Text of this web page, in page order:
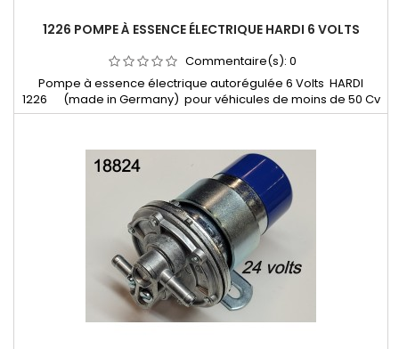
1226 POMPE À ESSENCE ÉLECTRIQUE HARDI 6 VOLTS
Commentaire(s): 0
Pompe à essence électrique autorégulée 6 Volts HARDI
1226 (made in Germany) pour véhicules de moins de 50 Cv